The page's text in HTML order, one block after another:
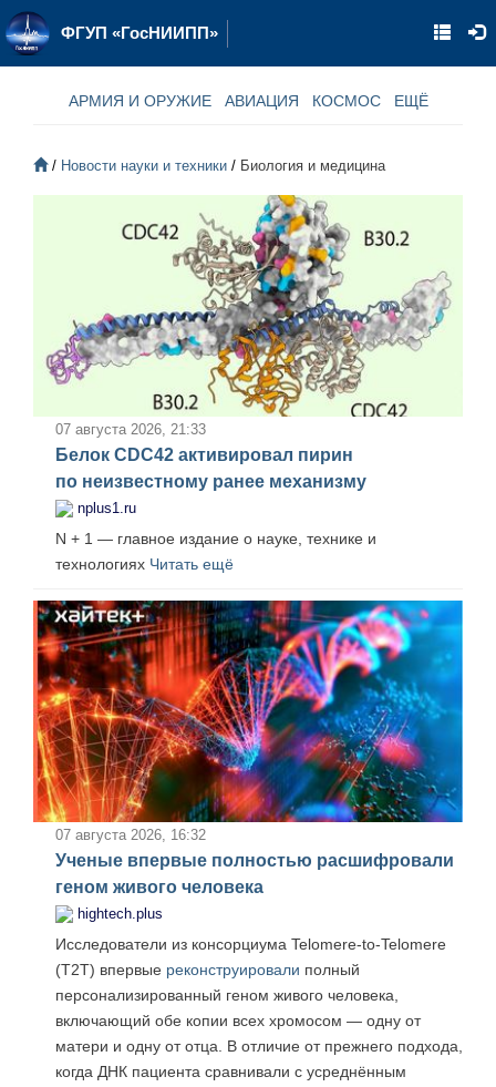
ФГУП «ГосНИИПП»
ЕЩЁ
АРМИЯ И ОРУЖИЕ АВИАЦИЯ КОСМОС
Новости науки и техники Биология и медицина
07 августа 2026, 21:33
Белок CDC42 активировал пирин
по неизвестному ранее механизму
nplus1.ru
N + 1 — главное издание о науке, технике и
технологиях Читать ещё
07 августа 2026, 16:32
Ученые впервые полностью расшифровали
геном живого человека
hightech.plus
Исследователи из консорциума Telomere-to-Telomere
(T2T) впервые реконструировали полный
персонализированный геном живого человека,
включающий обе копии всех хромосом — одну от
матери и одну от отца. В отличие от прежнего подхода,
когда ДНК пациента сравнивали с усреднённым